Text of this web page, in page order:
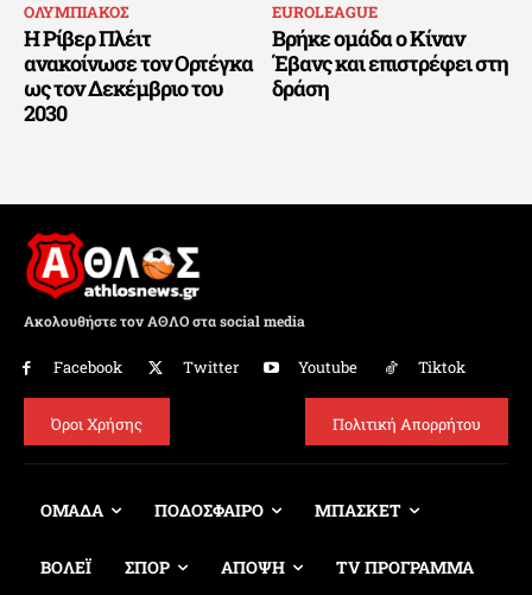
ΟΛΥΜΠΙΑΚΟΣ
Η Ρίβερ Πλέιτ
ανακοίνωσε τον Ορτέγκα
ως τον Δεκέμβριο του
2030
EUROLEAGUE
Βρήκε ομάδα ο Κίναν
Έβανς και επιστρέφει στη
δράση
Ακολουθήστε τον ΑΘΛΟ στα social media
Facebook Twitter Youtube Tiktok
Όροι Χρήσης Πολιτική Απορρήτου
ΟΜΑΔΑ ΠΟΔΟΣΦΑΙΡΟ ΜΠΑΣΚΕΤ
ΒΟΛΕΪ ΣΠΟΡ ΑΠΟΨΗ TV ΠΡΟΓΡΑΜΜΑ